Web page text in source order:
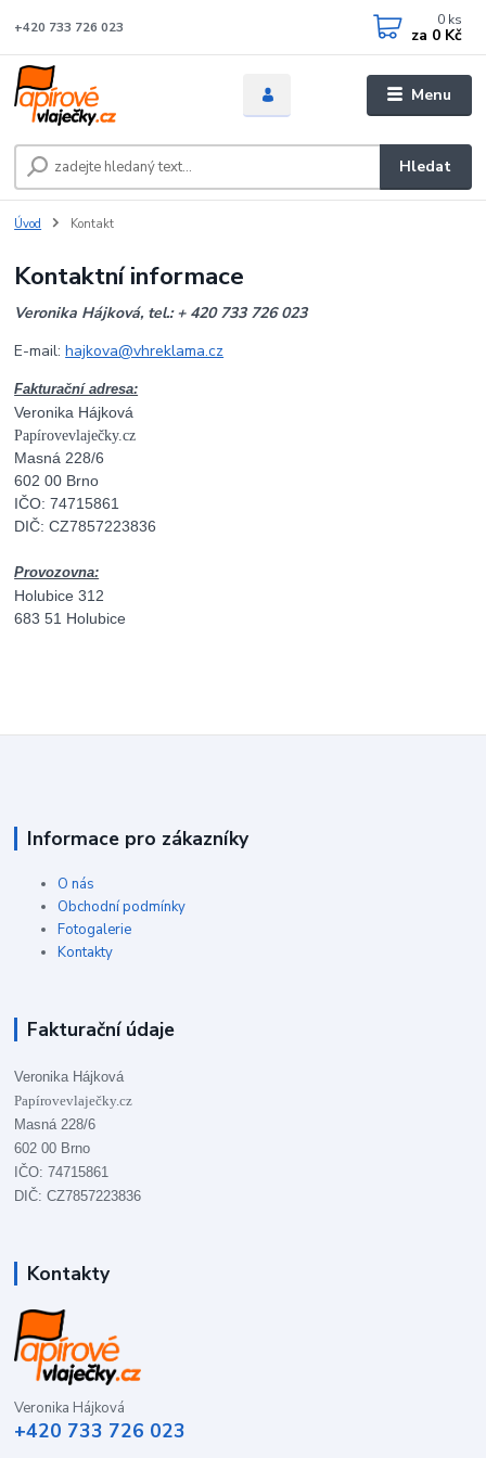
Menu
Hledat
+420 733 726 023 0 ks
za 0 Kč
Úvod Kontakt
Kontaktní informace
Veronika Hájková, tel.: + 420 733 726 023
E-mail:hajkova@vhreklama.cz
Fakturační adresa:
Veronika Hájková
Papírovevlaječky.cz
Masná 228/6
602 00 Brno
IČO: 74715861
DIČ: CZ7857223836
Provozovna:
Holubice 312
683 51 Holubice
Informace pro zákazníky
O nás
Obchodní podmínky
Fotogalerie
Kontakty
Fakturační údaje
Veronika Hájková
Papírovevlaječky.cz
Masná 228/6
602 00 Brno
IČO: 74715861
DIČ: CZ7857223836
Kontakty
Veronika Hájková
+420 733 726 023